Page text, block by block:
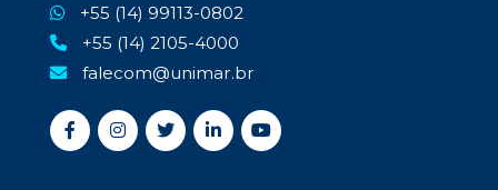
+55 (14) 99113-0802
+55 (14) 2105-4000
falecom@unimar.br